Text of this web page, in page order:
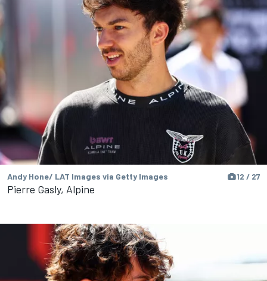
Andy Hone/ LAT Images via Getty Images 12 / 27
Pierre Gasly, Alpine